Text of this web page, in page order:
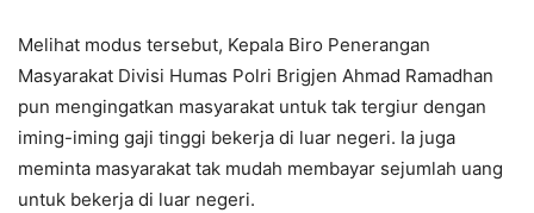
Melihat modus tersebut, Kepala Biro Penerangan
Masyarakat Divisi Humas Polri Brigjen Ahmad Ramadhan
pun mengingatkan masyarakat untuk tak tergiur dengan
iming-iming gaji tinggi bekerja di luar negeri. Ia juga
meminta masyarakat tak mudah membayar sejumlah uang
untuk bekerja di luar negeri.